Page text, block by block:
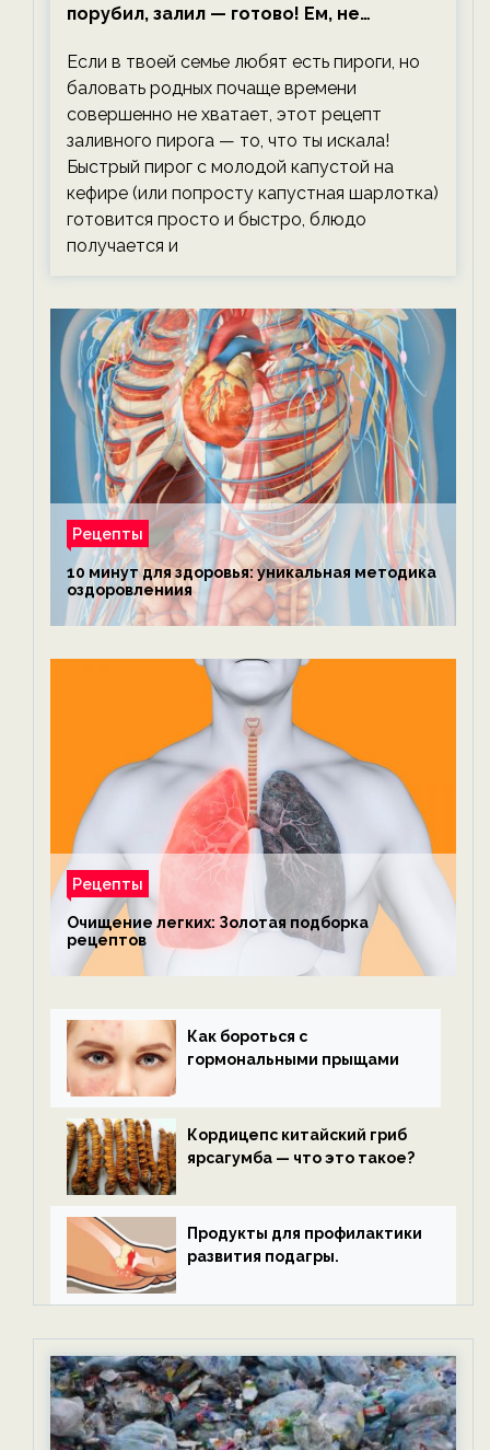
порубил, залил — готово! Ем, не
Если в твоей семье любят есть пироги, но
баловать родных почаще времени
совершенно не хватает, этот рецепт
заливного пирога — то, что ты искала!
Быстрый пирог с молодой капустой на
кефире (или попросту капустная шарлотка)
готовится просто и быстро, блюдо
получается и
Рецепты
10 минут для здоровья: уникальная методика
оздоровлениия
Рецепты
Очищение легких: Золотая подборка
рецептов
Как бороться с
гормональными прыщами
Кордицепс китайский гриб
ярсагумба — что это такое?
Продукты для профилактики
развития подагры.